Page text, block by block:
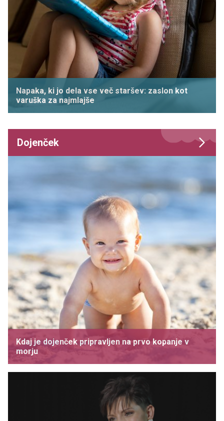
Napaka, ki jo dela vse več staršev: zaslon kot
varuška za najmlajše
Dojenček
Kdaj je dojenček pripravljen na prvo kopanje v
morju